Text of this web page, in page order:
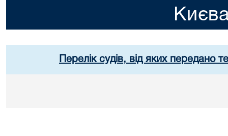
Перелік судів, від яких передано